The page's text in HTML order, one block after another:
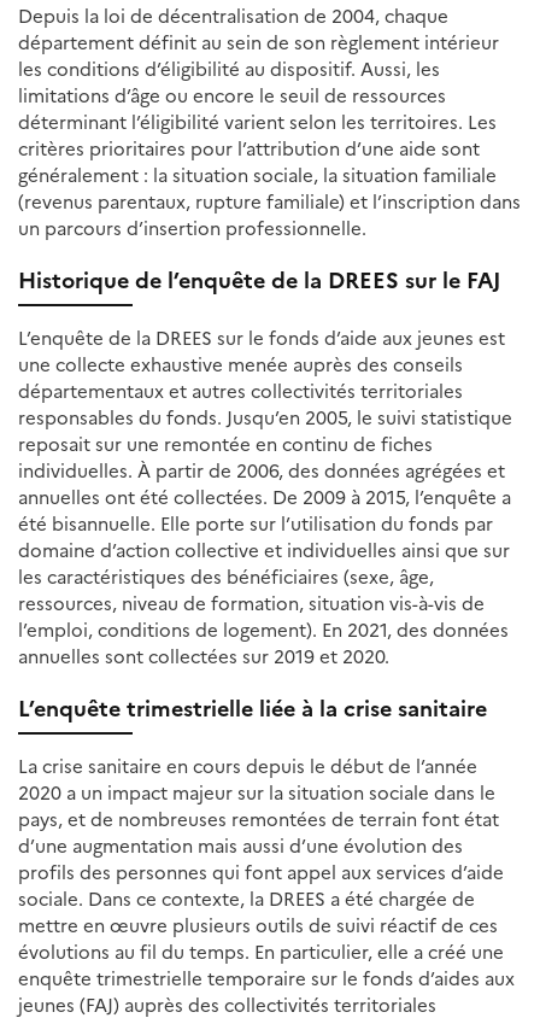
Depuis la loi de décentralisation de 2004, chaque
département définit au sein de son règlement intérieur
les conditions d’éligibilité au dispositif. Aussi, les
limitations d’âge ou encore le seuil de ressources
déterminant l’éligibilité varient selon les territoires. Les
critères prioritaires pour l’attribution d’une aide sont
généralement : la situation sociale, la situation familiale
(revenus parentaux, rupture familiale) et l’inscription dans
un parcours d’insertion professionnelle.
Historique de l’enquête de la DREES sur le FAJ
L’enquête de la DREES sur le fonds d’aide aux jeunes est
une collecte exhaustive menée auprès des conseils
départementaux et autres collectivités territoriales
responsables du fonds. Jusqu’en 2005, le suivi statistique
reposait sur une remontée en continu de fiches
individuelles. À partir de 2006, des données agrégées et
annuelles ont été collectées. De 2009 à 2015, l’enquête a
été bisannuelle. Elle porte sur l’utilisation du fonds par
domaine d’action collective et individuelles ainsi que sur
les caractéristiques des bénéficiaires (sexe, âge,
ressources, niveau de formation, situation vis-à-vis de
l’emploi, conditions de logement). En 2021, des données
annuelles sont collectées sur 2019 et 2020.
L’enquête trimestrielle liée à la crise sanitaire
La crise sanitaire en cours depuis le début de l’année
2020 a un impact majeur sur la situation sociale dans le
pays, et de nombreuses remontées de terrain font état
d’une augmentation mais aussi d’une évolution des
profils des personnes qui font appel aux services d’aide
sociale. Dans ce contexte, la DREES a été chargée de
mettre en œuvre plusieurs outils de suivi réactif de ces
évolutions au fil du temps. En particulier, elle a créé une
enquête trimestrielle temporaire sur le fonds d’aides aux
jeunes (FAJ) auprès des collectivités territoriales